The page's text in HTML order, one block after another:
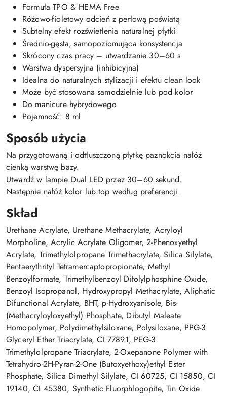
Formuła TPO & HEMA Free
Różowo-fioletowy odcień z perłową poświatą
Subtelny efekt rozświetlenia naturalnej płytki
Średnio-gęsta, samopoziomująca konsystencja
Skrócony czas pracy – utwardzanie 30–60 s
Warstwa dyspersyjna (inhibicyjna)
Idealna do naturalnych stylizacji i efektu clean look
Może być stosowana samodzielnie lub pod kolor
Do manicure hybrydowego
Pojemność: 8 ml
Sposób użycia
Na przygotowaną i odtłuszczoną płytkę paznokcia nałóż
cienką warstwę bazy.
Utwardź w lampie Dual LED przez 30–60 sekund.
Następnie nałóż kolor lub top według preferencji.
Skład
Urethane Acrylate, Urethane Methacrylate, Acryloyl
Morpholine, Acrylic Acrylate Oligomer, 2-Phenoxyethyl
Acrylate, Trimethylolpropane Trimethacrylate, Silica Silylate,
Pentaerythrityl Tetramercaptopropionate, Methyl
Benzoylformate, Trimethylbenzoyl Ditolylphosphine Oxide,
Benzoyl Isopropanol, Hydroxypropyl Methacrylate, Aliphatic
Difunctional Acrylate, BHT, p-Hydroxyanisole, Bis-
(Methacryloyloxyethyl) Phosphate, Dibutyl Maleate
Homopolymer, Polydimethylsiloxane, Polysiloxane, PPG-3
Glyceryl Ether Triacrylate, CI 77891, PEG-3
Trimethylolpropane Triacrylate, 2-Oxepanone Polymer with
Tetrahydro-2H-Pyran-2-One (Butoxyethoxy)ethyl Ester
Phosphate, Silica Dimethyl Silylate, CI 60725, CI 15850, CI
19140, CI 45380, Synthetic Fluorphlogopite, Tin Oxide